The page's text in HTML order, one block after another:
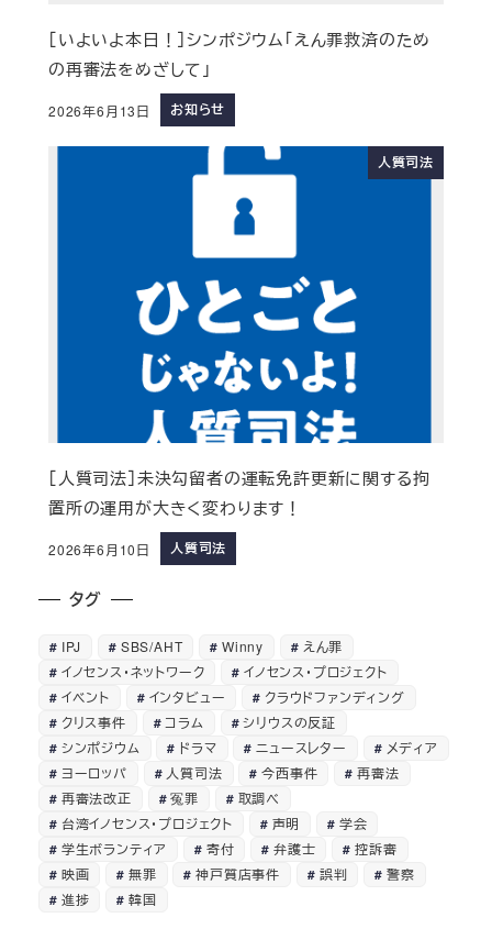
［いよいよ本日！］シンポジウム「えん罪救済のため
の再審法をめざして」
2026年6月13日 お知らせ
人質司法
［人質司法］未決勾留者の運転免許更新に関する拘
置所の運用が大きく変わります！
2026年6月10日 人質司法
タグ
IPJ SBS/AHT Winny
えん罪
イノセンス・ネットワーク
イノセンス・プロジェクト
イベント
インタビュー
クラウドファンディング
クリス事件
コラム
シリウスの反証
シンポジウム
ドラマ ニュースレター
メディア
ヨーロッパ
人質司法 今西事件
再審法
再審法改正
冤罪
取調べ
台湾イノセンス・プロジェクト
声明
学会
学生ボランティア
寄付 弁護士
控訴審
映画
無罪 神戸質店事件 誤判
警察
進捗
韓国